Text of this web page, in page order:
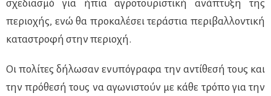
σχεδιασμό για ήπια αγροτουριστική ανάπτυξη της
περιοχής, ενώ θα προκαλέσει τεράστια περιβαλλοντική
καταστροφή στην περιοχή.
Οι πολίτες δήλωσαν ενυπόγραφα την αντίθεσή τους και
την πρόθεσή τους να αγωνιστούν με κάθε τρόπο για την